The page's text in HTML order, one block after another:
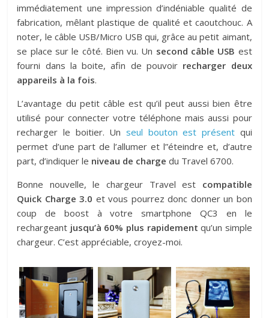
immédiatement une impression d’indéniable qualité de
fabrication, mêlant plastique de qualité et caoutchouc. A
noter, le câble USB/Micro USB qui, grâce au petit aimant,
se place sur le côté. Bien vu. Un second câble USB est
fourni dans la boite, afin de pouvoir recharger deux
appareils à la fois.
L’avantage du petit câble est qu’il peut aussi bien être
utilisé pour connecter votre téléphone mais aussi pour
recharger le boitier. Un seul bouton est présent qui
permet d’une part de l’allumer et l”éteindre et, d’autre
part, d’indiquer le niveau de charge du Travel 6700.
Bonne nouvelle, le chargeur Travel est compatible
Quick Charge 3.0 et vous pourrez donc donner un bon
coup de boost à votre smartphone QC3 en le
rechargeant jusqu’à 60% plus rapidement qu’un simple
chargeur. C’est appréciable, croyez-moi.